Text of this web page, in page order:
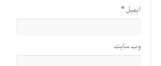
ایمیل*
وب‌ سایت